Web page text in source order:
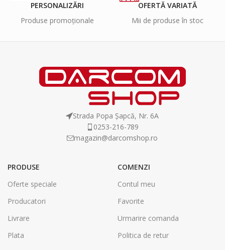
PERSONALIZĂRI
Produse promoționale
OFERTĂ VARIATĂ
Mii de produse în stoc
Strada Popa Șapcă, Nr. 6A
0253-216-789
magazin@darcomshop.ro
PRODUSE
Oferte speciale
Producatori
Livrare
Plata
COMENZI
Contul meu
Favorite
Urmarire comanda
Politica de retur